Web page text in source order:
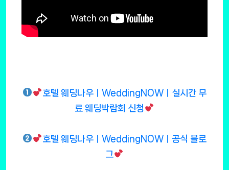
호텔 웨딩나우ㅣWeddingNOWㅣ실시간 무
료 웨딩박람회 신청
호텔 웨딩나우ㅣWeddingNOWㅣ공식 블로
그